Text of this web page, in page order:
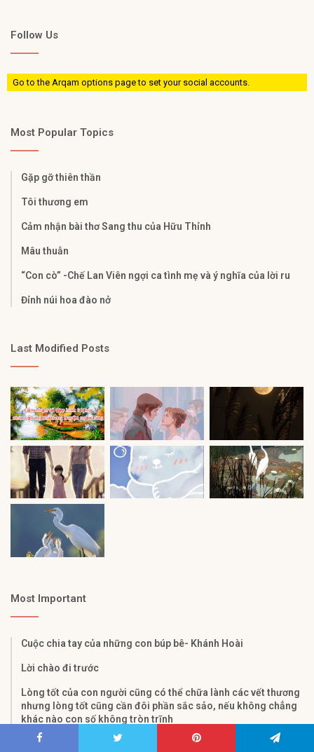
Follow Us
Go to the Arqam options page to set your social accounts.
Most Popular Topics
Gặp gỡ thiên thần
Tôi thương em
Cảm nhận bài thơ Sang thu của Hữu Thỉnh
Mâu thuẫn
“Con cò” -Chế Lan Viên ngợi ca tình mẹ và ý nghĩa của lời ru
Đỉnh núi hoa đào nở
Last Modified Posts
Most Important
Cuộc chia tay của những con búp bê- Khánh Hoài
Lời chào đi trước
Lòng tốt của con người cũng có thể chữa lành các vết thương
nhưng lòng tốt cũng cần đôi phần sắc sảo, nếu không chẳng
khác nào con số không tròn trĩnh
Một số nhận định hay về nhà thơ Xuân Quỳnh và bài thơ “Sóng”